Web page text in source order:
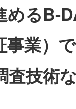
めるB-
事業）
査技術